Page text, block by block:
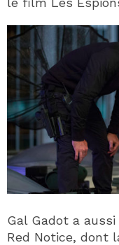
Gal Gadot a
Red Notice, dont